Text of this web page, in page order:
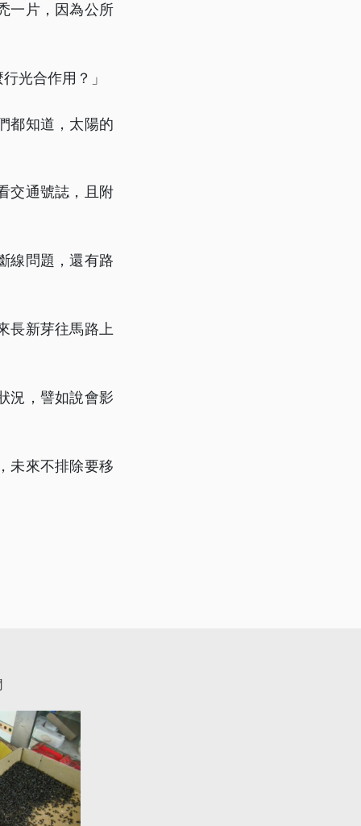
一片，因為公所
光合作用？」
都知道，太陽的
交通號誌，且附
線問題，還有路
長新芽往馬路上
況，譬如說會影
未來不排除要移